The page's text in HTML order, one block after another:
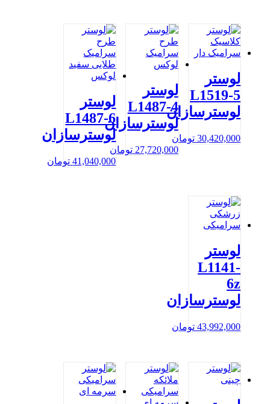
لوستر
L1519-5
لوسترسازان
30,420,000 تومان
لوستر
L1487-4
لوسترسازان
27,720,000 تومان
لوستر
L1487-6
لوسترسازان
41,040,000 تومان
لوستر
L1141-
6z
لوسترسازان
43,992,000 تومان